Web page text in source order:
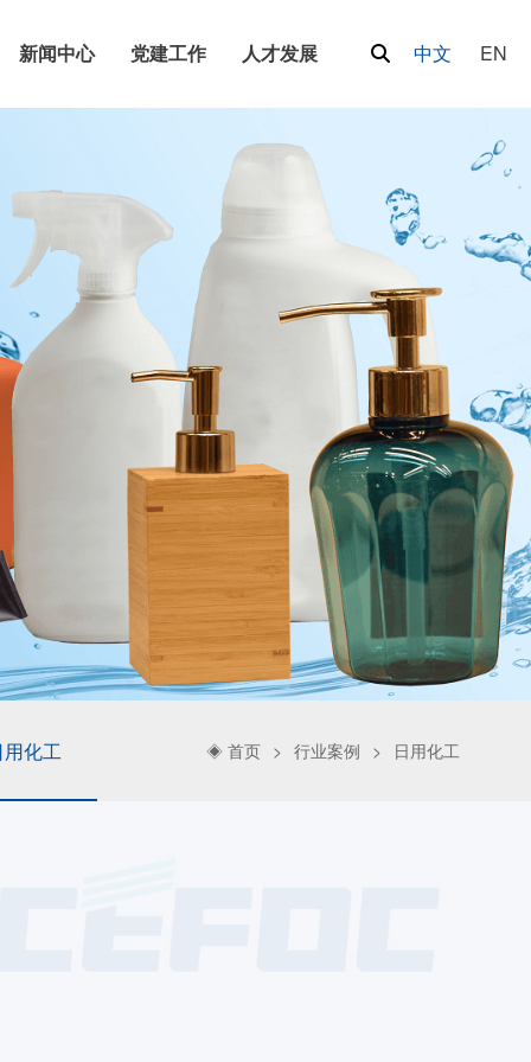
新闻中心 党建工作 人才发展 中文 EN
化工 ◈ 首页 行业案例 日用化工